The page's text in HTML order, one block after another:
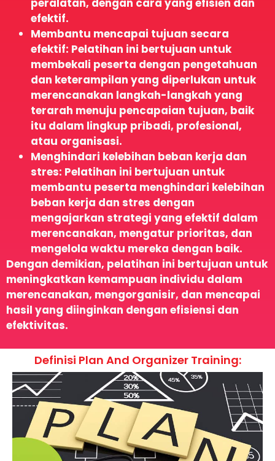
peralatan, dengan cara yang efisien dan
efektif.
Membantu mencapai tujuan secara
efektif: Pelatihan ini bertujuan untuk
membekali peserta dengan pengetahuan
dan keterampilan yang diperlukan untuk
merencanakan langkah-langkah yang
terarah menuju pencapaian tujuan, baik
itu dalam lingkup pribadi, profesional,
atau organisasi.
Menghindari kelebihan beban kerja dan
stres: Pelatihan ini bertujuan untuk
membantu peserta menghindari kelebihan
beban kerja dan stres dengan
mengajarkan strategi yang efektif dalam
merencanakan, mengatur prioritas, dan
mengelola waktu mereka dengan baik.
Dengan demikian, pelatihan ini bertujuan untuk
meningkatkan kemampuan individu dalam
merencanakan, mengorganisir, dan mencapai
hasil yang diinginkan dengan efisiensi dan
efektivitas.
Definisi Plan And Organizer Training: